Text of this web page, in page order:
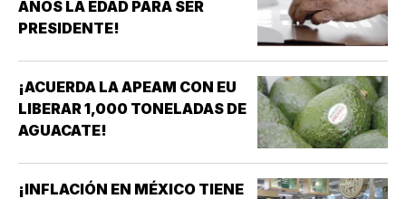
AÑOS LA EDAD PARA SER
PRESIDENTE!
¡ACUERDA LA APEAM CON EU
LIBERAR 1,000 TONELADAS DE
AGUACATE!
¡INFLACIÓN EN MÉXICO TIENE